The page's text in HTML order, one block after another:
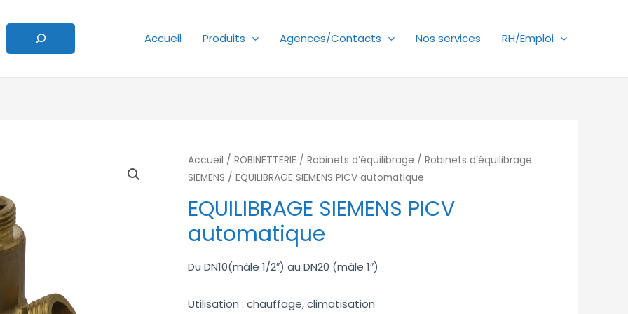
Accueil
Produits Agences/Contacts Nos services RH/Emploi
Accueil /ROBINETTERIE /Robinets d’équilibrage /Robinets d’équilibrage
SIEMENS / EQUILIBRAGE SIEMENS PICV automatique
EQUILIBRAGE SIEMENS PICV
automatique
Du DN10(mâle 1/2″) au DN20 (mâle 1″)
Utilisation : chauffage, climatisation